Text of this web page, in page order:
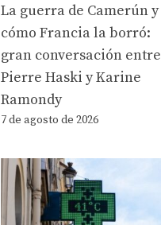
La guerra de Camerún y
cómo Francia la borró:
gran conversación entre
Pierre Haski y Karine
Ramondy
7 de agosto de 2026